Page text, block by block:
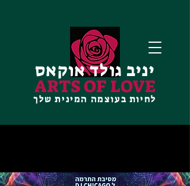
יניב גולד אוקאס
ARTS OF LOVE
לחיות בעוצמה המינית שלך